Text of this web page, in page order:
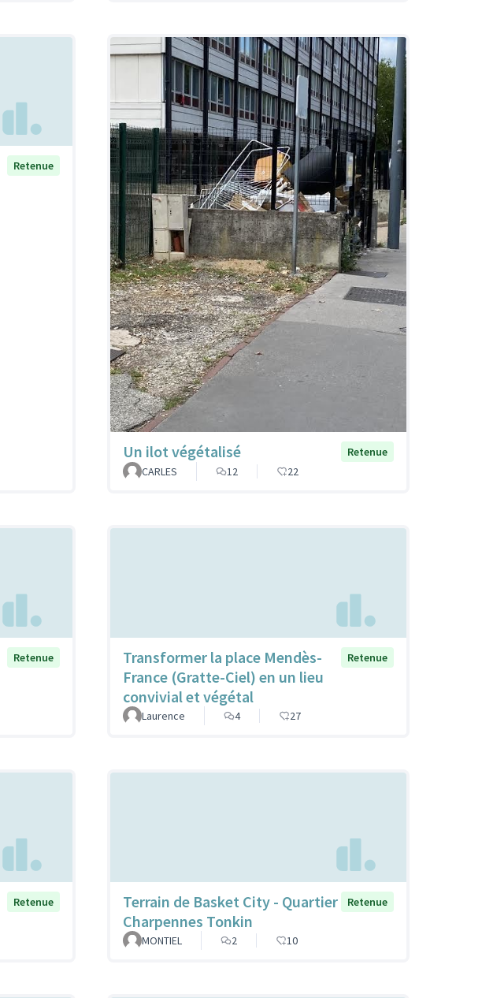
Retenue
Un ilot végétalisé
Retenue
CARLES
12 22
Retenue
Transformer la place Mendès-
France (Gratte-Ciel) en un lieu
convivial et végétal
Retenue
Laurence 4 27
Retenue
Terrain de Basket City - Quartier
Charpennes Tonkin
Retenue
MONTIEL 2 10